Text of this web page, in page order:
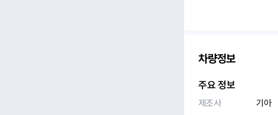
차량정보
주요 정보
제조사
기아